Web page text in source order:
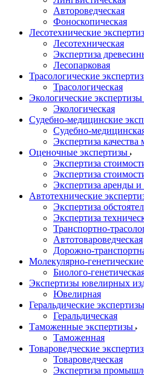
Автороведческая
Фоноскопическая
Лесотехнические
Лесотехническая
Экспертиза
Лесопарковая
Трасологические
Трасологическая
Экологические экспертизы
Экологическая
Судебно-медицинские
Судебно-
Экспертиза
Оценочные экспертизы
Экспертиза
Экспертиза
Экспертиза аренды и
Автотехнические
Экспертиза
Экспертиза
Транспортно-
Автотовароведческая
Дорожно-
Молекулярно-
Биолого-
Экспертизы ювелирных
Ювелирная
Геральдические экспертизы
Геральдическая
Таможенные экспертизы
Таможенная
Товароведческие
Товароведческая
Экспертиза